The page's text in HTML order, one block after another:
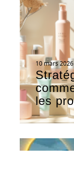
10 mars 2026
les